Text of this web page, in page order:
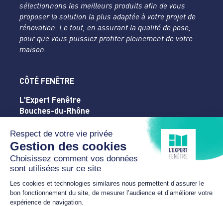
sélectionnons les meilleurs produits afin de vous
proposer la solution la plus adaptée à votre projet de
rénovation. Le tout, en assurant la qualité de pose,
pour que vous puissiez profiter pleinement de votre
maison.
CÔTÉ FENÊTRE
L'Expert Fenêtre
Bouches-du-Rhône
Rue de la Silice - ZA de La Massane
13210 SAINT-REMY-DE-PROVENCE
04 32 61 46 63